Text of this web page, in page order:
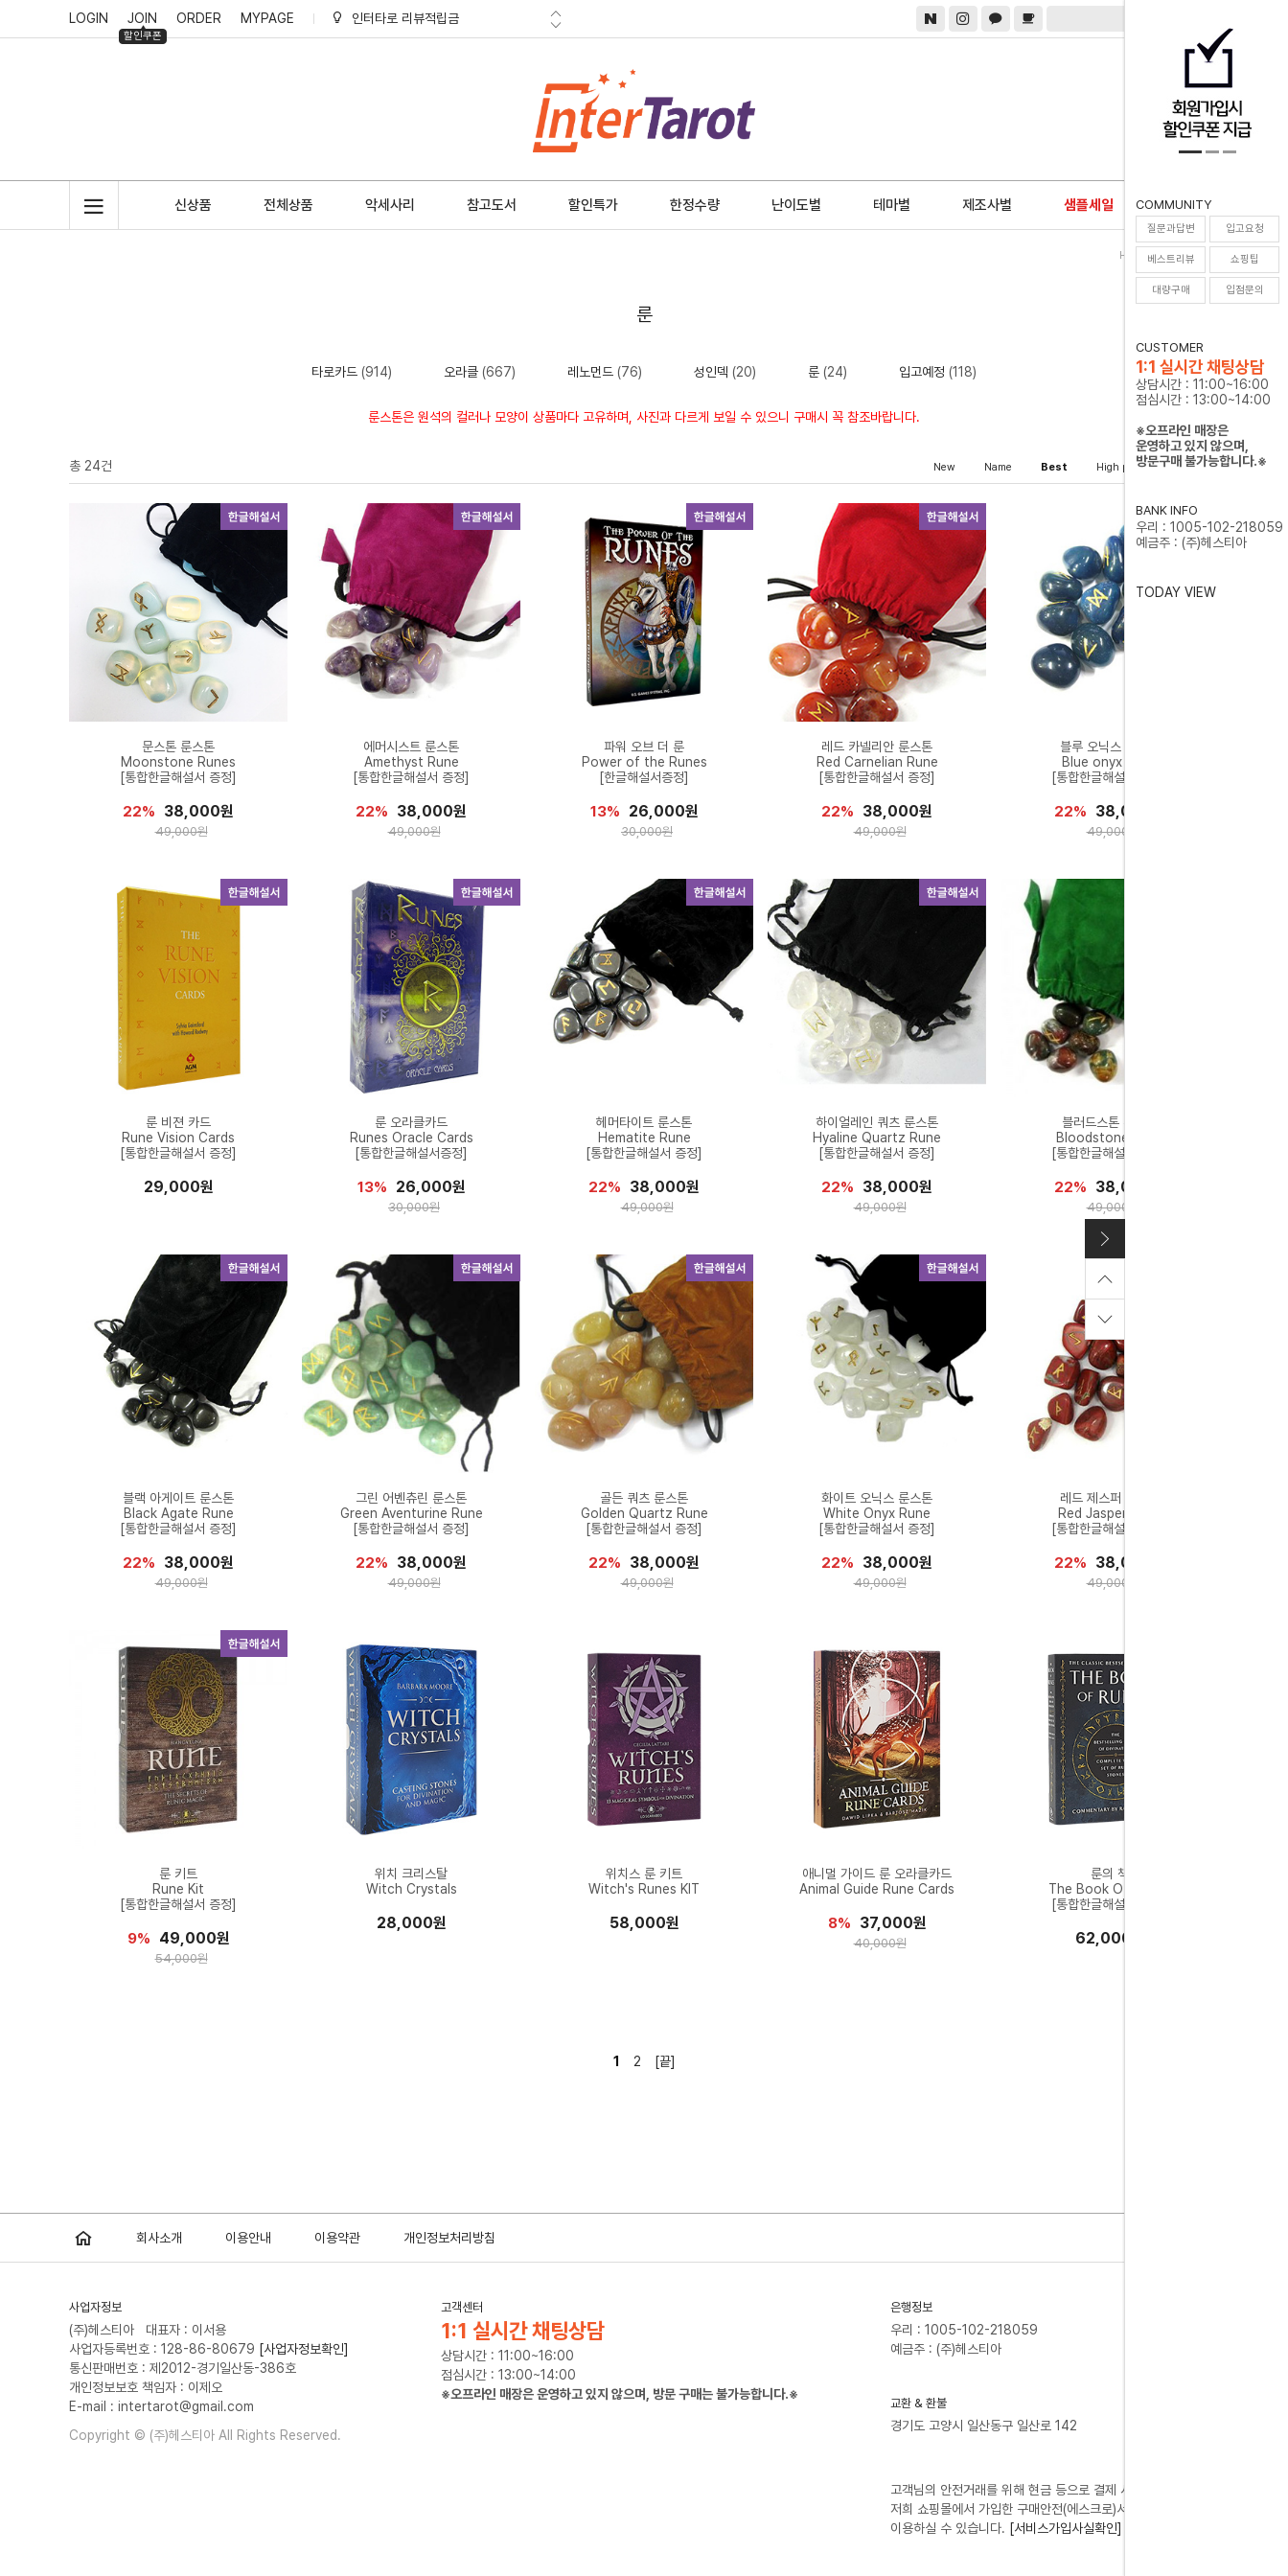
LOGIN JOIN
할인쿠폰
ORDER MYPAGE
인터타로 리뷰적립금
신상품 전체상품 악세사리 참고도서 할인특가 한정수량 난이도별 테마별 제조사별 샘플세일 0
COMMUNITY
질문과답변 입고요청
베스트리뷰 쇼핑팁
대량구매 입점문의
CUSTOMER
1:1 실시간 채팅상담
상담시간 : 11:00~16:00
점심시간 : 13:00~14:00
※오프라인 매장은
운영하고 있지 않으며,
방문구매 불가능합니다.※
BANK INFO
우리 : 1005-102-218059
예금주 : (주)헤스티아
TODAY VIEW
Home > 전체상품
룬
타로카드 (914) 오라클 (667) 레노먼드 (76) 성인덱 (20) 룬 (24) 입고예정 (118)
룬스톤은 원석의 컬러나 모양이 상품마다 고유하며, 사진과 다르게 보일 수 있으니 구매시 꼭 참조바랍니다.
총 24건 New Name Best High price Low price
문스톤 룬스톤
Moonstone Runes
[통합한글해설서 증정]
22% 38,000원
49,000원
에머시스트 룬스톤
Amethyst Rune
[통합한글해설서 증정]
22% 38,000원
49,000원
파워 오브 더 룬
Power of the Runes
[한글해설서증정]
13% 26,000원
30,000원
레드 카넬리안 룬스톤
Red Carnelian Rune
[통합한글해설서 증정]
22% 38,000원
49,000원
블루 오닉스 룬스톤
Blue onyx Rune
[통합한글해설서 증정]
22% 38,000원
49,000원
룬 비젼 카드
Rune Vision Cards
[통합한글해설서 증정]
29,000원
룬 오라클카드
Runes Oracle Cards
[통합한글해설서증정]
13% 26,000원
30,000원
헤머타이트 룬스톤
Hematite Rune
[통합한글해설서 증정]
22% 38,000원
49,000원
하이얼레인 쿼츠 룬스톤
Hyaline Quartz Rune
[통합한글해설서 증정]
22% 38,000원
49,000원
블러드스톤 룬스톤
Bloodstone Rune
[통합한글해설서 증정]
22% 38,000원
49,000원
블랙 아게이트 룬스톤
Black Agate Rune
[통합한글해설서 증정]
22% 38,000원
49,000원
그린 어벤츄린 룬스톤
Green Aventurine Rune
[통합한글해설서 증정]
22% 38,000원
49,000원
골든 쿼츠 룬스톤
Golden Quartz Rune
[통합한글해설서 증정]
22% 38,000원
49,000원
화이트 오닉스 룬스톤
White Onyx Rune
[통합한글해설서 증정]
22% 38,000원
49,000원
레드 제스퍼 룬스톤
Red Jasper Rune
[통합한글해설서 증정]
22% 38,000원
49,000원
룬 키트
Rune Kit
[통합한글해설서 증정]
9% 49,000원
54,000원
위치 크리스탈
Witch Crystals
28,000원
위치스 룬 키트
Witch's Runes KIT
58,000원
애니멀 가이드 룬 오라클카드
Animal Guide Rune Cards
8% 37,000원
40,000원
룬의 책
The Book Of Runes
[통합한글해설서 증정]
62,000원
1 2 [끝]
회사소개 이용안내 이용약관 개인정보처리방침
사업자정보
(주)헤스티아 대표자 : 이서용
사업자등록번호 : 128-86-80679 [사업자정보확인]
통신판매번호 : 제2012-경기일산동-386호
개인정보보호 책임자 : 이제오
E-mail : intertarot@gmail.com
Copyright © (주)헤스티아 All Rights Reserved.
고객센터
1:1 실시간 채팅상담
상담시간 : 11:00~16:00
점심시간 : 13:00~14:00
※오프라인 매장은 운영하고 있지 않으며, 방문 구매는 불가능합니다.※
은행정보
우리 : 1005-102-218059
예금주 : (주)헤스티아
교환 & 환불
경기도 고양시 일산동구 일산로 142
고객님의 안전거래를 위해 현금 등으로 결제 시
저희 쇼핑몰에서 가입한 구매안전(에스크로)서비스를
이용하실 수 있습니다. [서비스가입사실확인]